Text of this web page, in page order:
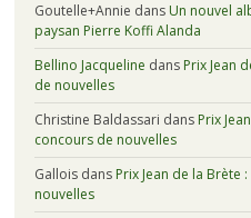
Goutelle+Annie dans Un nouvel
paysan Pierre Koffi Alanda
Bellino Jacqueline dans Prix Jean
de nouvelles
Christine Baldassari dans Prix
concours de nouvelles
Galloisdans Prix Jean de la Brète
nouvelles